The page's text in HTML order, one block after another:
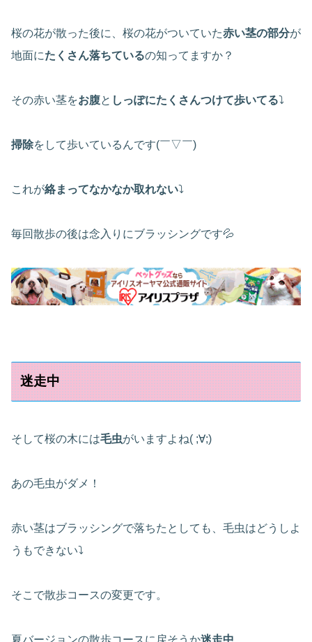
桜の花が散った後に、桜の花がついていた赤い茎の部分が
地面にたくさん落ちているの知ってますか？
その赤い茎をお腹と しっぽにたくさんつけて歩いてる⤵
掃除をして歩いているんです(￣▽￣)
これが絡まってなかなか取れない⤵
毎回散歩の後は念入りにブラッシングです💦
迷走中
そして桜の木には毛虫がいますよね( ;∀;)
あの毛虫がダメ！
赤い茎はブラッシングで落ちたとしても、毛虫はどうしよ
うもできない⤵
そこで散歩コースの変更です。